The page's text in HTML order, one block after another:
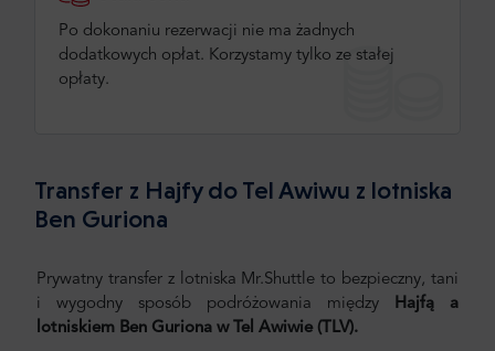
Po dokonaniu rezerwacji nie ma żadnych
dodatkowych opłat. Korzystamy tylko ze stałej
opłaty.
Transfer z Hajfy do Tel Awiwu z lotniska
Ben Guriona
Prywatny transfer z lotniska Mr.Shuttle to bezpieczny, tani
i wygodny sposób podróżowania między Hajfą a
lotniskiem Ben Guriona w Tel Awiwie (TLV).